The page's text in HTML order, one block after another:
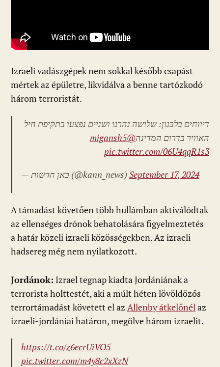
Izraeli vadászgépek nem sokkal később csapást
mértek az épületre, likvidálva a benne tartózkodó
három terroristát.
דיווחים בלבנון: שלושה נהרגו ושניים נפצעו בתקיפת חיל
האוויר בדרום המדינה@migansh5
pic.twitter.com/06U4qqR1s3
— כאן חדשות (@kann_news)September 17, 2024
A támadást követően több hullámban aktiválódtak
az ellenséges drónok behatolására figyelmeztetés
a határ közeli izraeli közösségekben. Az izraeli
hadsereg még nem nyilatkozott.
Jordánok: Izrael tegnap kiadta Jordániának a
terrorista holttestét, aki a múlt héten lövöldözős
terrortámadást követett el az Allenby átkelőnélaz
izraeli-jordániai határon, megölve három izraelit.
https://t.co/z6ecrUiVO5
pic.twitter.com/m4y8c2xXzN